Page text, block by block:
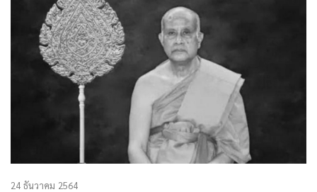
การ6 กองบังคับการปราบปราม
24 ธันวาคม 2564